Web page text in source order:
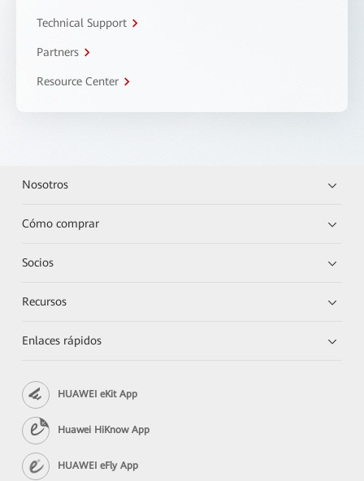
Technical Support
Partners
Resource Center
Nosotros
Cómo comprar
Socios
Recursos
Enlaces rápidos
HUAWEI eKit App
Huawei HiKnow App
HUAWEI eFly App